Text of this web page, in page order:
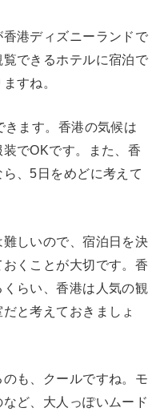
港ディズニーランドで
できるホテルに宿泊で
すね。
ます。香港の気候は
でOKです。また、香
、5日をめどに考えて
しいので、宿泊日を決
くことが大切です。香
らい、香港は人気の観
と考えておきましょ
も、クールですね。モ
ど、大人っぽいムード